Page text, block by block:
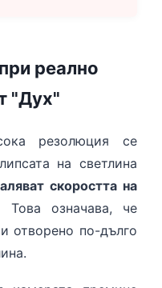
реално
"Дух"
резолюция се
на светлина
скоростта на
Това означава, че
отворено по-дълго